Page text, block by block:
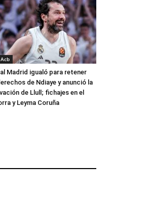
Madrid igualó para retener
de Ndiaye y anunció la
de Llull; fichajes en el
y Leyma Coruña